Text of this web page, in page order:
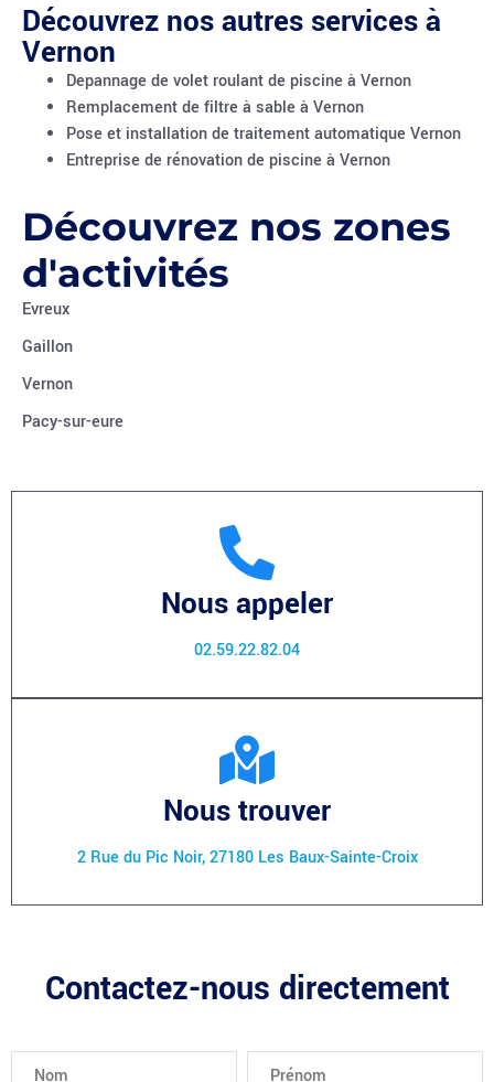
Découvrez nos autres services à
Vernon
Depannage de volet roulant de piscine à Vernon
Remplacement de filtre à sable à Vernon
Pose et installation de traitement automatique Vernon
Entreprise de rénovation de piscine à Vernon
Découvrez nos zones
d'activités
Evreux
Gaillon
Vernon
Pacy-sur-eure
Nous appeler
02.59.22.82.04
Nous trouver
2 Rue du Pic Noir, 27180 Les Baux-Sainte-Croix
Contactez-nous directement